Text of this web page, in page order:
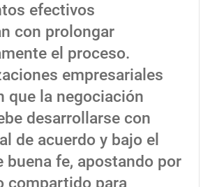
efectivos
con prolongar
el proceso.
empresariales
que la negociación
desarrollarse con
de acuerdo y bajo el
buena fe, apostando por